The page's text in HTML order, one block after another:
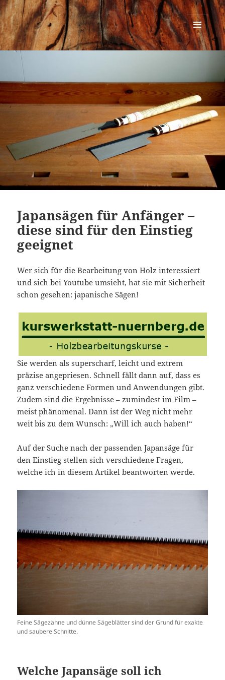
Urban Woodworking
MENÜ
UND
Japansägen für Anfänger –
diese sind für den Einstieg
geeignet
Wer sich für die Bearbeitung von Holz interessiert
und sich bei Youtube umsieht, hat sie mit Sicherheit
schon gesehen: japanische Sägen!
Sie werden als superscharf, leicht und extrem
präzise angepriesen. Schnell fällt dann auf, dass es
ganz verschiedene Formen und Anwendungen gibt.
Zudem sind die Ergebnisse – zumindest im Film –
meist phänomenal. Dann ist der Weg nicht mehr
weit bis zu dem Wunsch: „Will ich auch haben!“
Auf der Suche nach der passenden Japansäge für
den Einstieg stellen sich verschiedene Fragen,
welche ich in diesem Artikel beantworten werde.
Feine Sägezähne und dünne Sägeblätter sind der Grund für exakte
und saubere Schnitte.
Welche Japansäge soll ich